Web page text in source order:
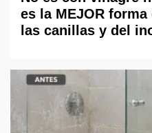
es la MEJOR
las canillas y del